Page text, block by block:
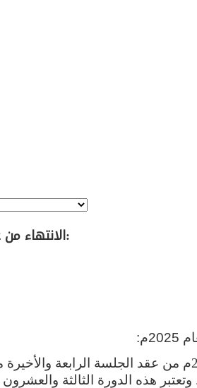
الانتهاء من عقد امتحان مزاولة مهنة تدقيق الحسابات للدورة الأولى لعام 2025م:
انتهى مجلس مهنة تدقيق الحسابات اليوم الأحد الموافق 13
هذه الدورة الثالثة